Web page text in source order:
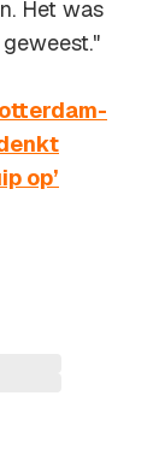
Het was
op’